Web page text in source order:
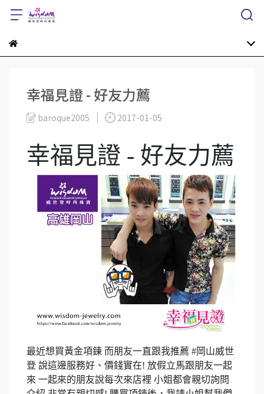
幸福見證 - 好友力薦
baroque2005 2017-01-05
幸福見證 - 好友力薦
最近想買黃金項鍊 而朋友一直跟我推薦 #岡山威世
登 說這邊服務好、價錢實在! 放假立馬跟朋友一起
來 一起來的朋友說每次來店裡 小姐都會親切詢問